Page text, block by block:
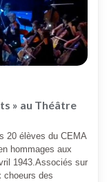
» au Théâtre
20 élèves du CEMA
hommages aux
1943.Associés sur
choeurs des